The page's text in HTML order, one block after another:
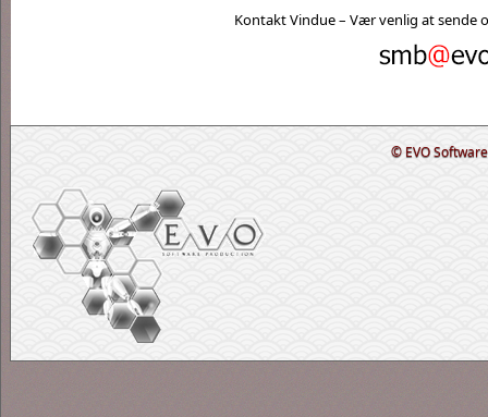
Kontakt Vindue – Vær venlig at sende
© EVO